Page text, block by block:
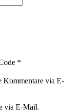
*
Kommentare via E-
via E-Mail.